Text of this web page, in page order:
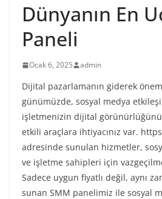
Dünyanın En
Paneli
Ocak 6, 2025 admin
Dijital pazarlamanın giderek önem
günümüzde, sosyal medya
işletmenizin dijital
etkili araçlara ihtiyacınız var.
adresinde sunulan hizmetler,
ve işletme sahipleri için
Sadece uygun fiyatlı değil, aynı
sunan SMM panelimiz ile sosyal